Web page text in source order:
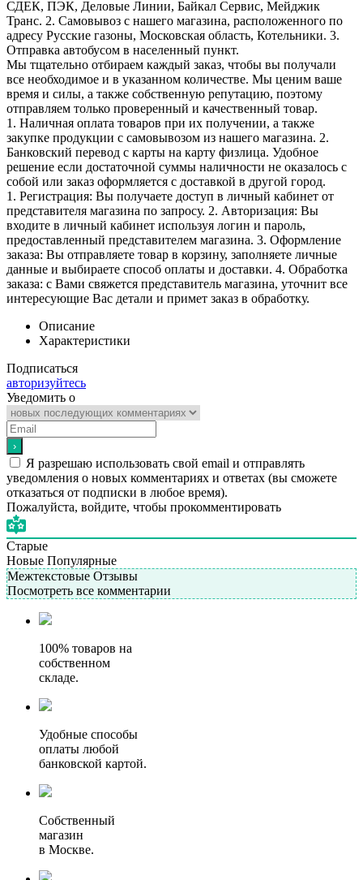
СДЕК, ПЭК, Деловые Линии, Байкал Сервис, Мейджик
Транс. 2. Самовывоз с нашего магазина, расположенного по
адресу Русские газоны, Московская область, Котельники. 3.
Отправка автобусом в населенный пункт.
Мы тщательно отбираем каждый заказ, чтобы вы получали
все необходимое и в указанном количестве. Мы ценим ваше
время и силы, а также собственную репутацию, поэтому
отправляем только проверенный и качественный товар.
1. Наличная оплата товаров при их получении, а также
закупке продукции с самовывозом из нашего магазина. 2.
Банковский перевод с карты на карту физлица. Удобное
решение если достаточной суммы наличности не оказалось с
собой или заказ оформляется с доставкой в другой город.
1. Регистрация: Вы получаете доступ в личный кабинет от
представителя магазина по запросу. 2. Авторизация: Вы
входите в личный кабинет используя логин и пароль,
предоставленный представителем магазина. 3. Оформление
заказа: Вы отправляете товар в корзину, заполняете личные
данные и выбираете способ оплаты и доставки. 4. Обработка
заказа: с Вами свяжется представитель магазина, уточнит все
интересующие Вас детали и примет заказ в обработку.
Описание
Характеристики
Подписаться
авторизуйтесь
Уведомить о
Я разрешаю использовать свой email и отправлять
уведомления о новых комментариях и ответах (вы cможете
отказаться от подписки в любое время).
Пожалуйста, войдите, чтобы прокомментировать
Старые
Новые Популярные
Межтекстовые Отзывы
Посмотреть все комментарии
100% товаров на
собственном
складе.
Удобные способы
оплаты любой
банковской картой.
Собственный
магазин
в Москве.